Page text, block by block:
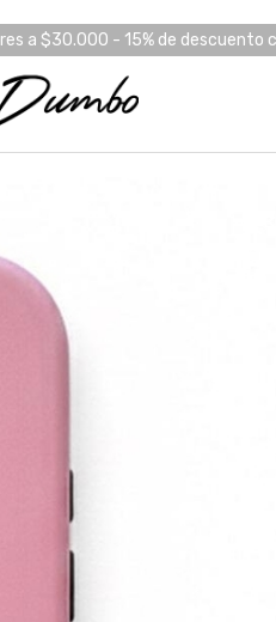
a $30.000 - 15% de descuento